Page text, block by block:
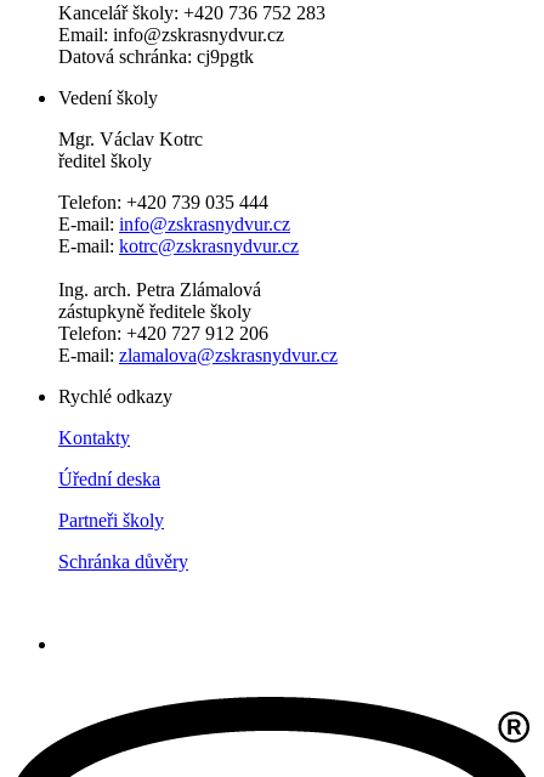
Kancelář školy: +420 736 752 283
Email: info@zskrasnydvur.cz
Datová schránka: cj9pgtk
Vedení školy
Mgr. Václav Kotrc
ředitel školy
Telefon: +420 739 035 444
E-mail: info@zskrasnydvur.cz
E-mail: kotrc@zskrasnydvur.cz
Ing. arch. Petra Zlámalová
zástupkyně ředitele školy
Telefon: +420 727 912 206
E-mail: zlamalova@zskrasnydvur.cz
Rychlé odkazy
Kontakty
Úřední deska
Partneři školy
Schránka důvěry